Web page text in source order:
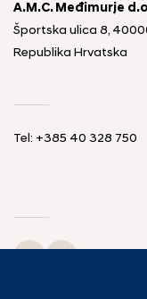
A.M.C. Međimurje
Športska ulica 8,
Republika Hrvatska
Tel: +385 40 328 750